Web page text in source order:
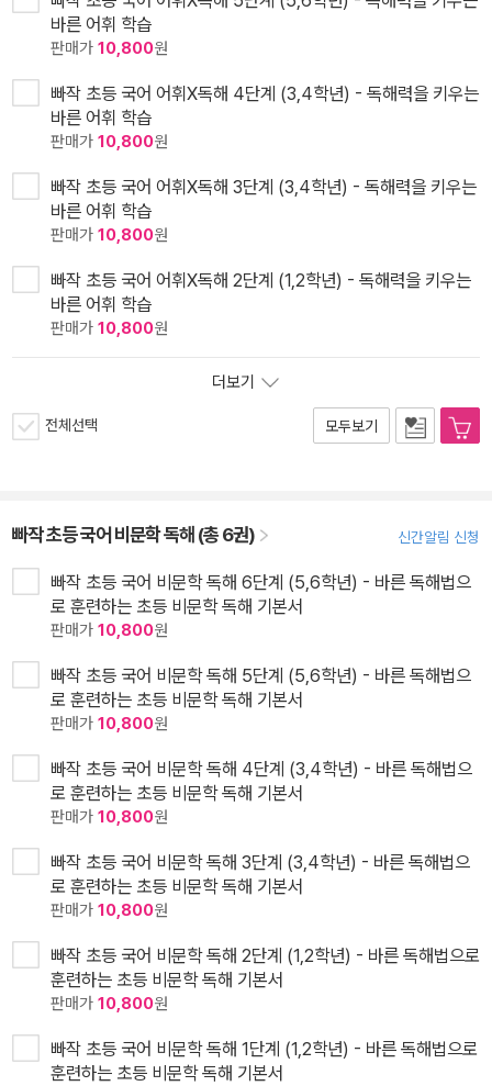
바른 어휘 학습
판매가 10,800원
빠작 초등 국어 어휘X독해 4단계 (3,4학년) - 독해력을 키우는
바른 어휘 학습
판매가 10,800원
빠작 초등 국어 어휘X독해 3단계 (3,4학년) - 독해력을 키우는
바른 어휘 학습
판매가 10,800원
빠작 초등 국어 어휘X독해 2단계 (1,2학년) - 독해력을 키우는
바른 어휘 학습
판매가 10,800원
더보기
전체선택 모두보기
빠작 초등 국어 비문학 독해 (총 6권) 신간알림 신청
빠작 초등 국어 비문학 독해 6단계 (5,6학년) - 바른 독해법으
로 훈련하는 초등 비문학 독해 기본서
판매가 10,800원
빠작 초등 국어 비문학 독해 5단계 (5,6학년) - 바른 독해법으
로 훈련하는 초등 비문학 독해 기본서
판매가 10,800원
빠작 초등 국어 비문학 독해 4단계 (3,4학년) - 바른 독해법으
로 훈련하는 초등 비문학 독해 기본서
판매가 10,800원
빠작 초등 국어 비문학 독해 3단계 (3,4학년) - 바른 독해법으
로 훈련하는 초등 비문학 독해 기본서
판매가 10,800원
빠작 초등 국어 비문학 독해 2단계 (1,2학년) - 바른 독해법으로
훈련하는 초등 비문학 독해 기본서
판매가 10,800원
빠작 초등 국어 비문학 독해 1단계 (1,2학년) - 바른 독해법으로
훈련하는 초등 비문학 독해 기본서